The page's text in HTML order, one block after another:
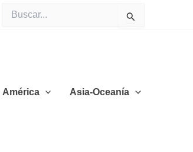
por:
América Asia-Oceanía